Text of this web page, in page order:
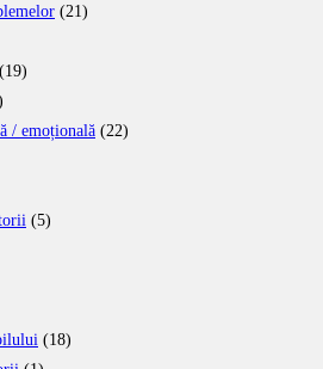
(21)
(19)
/ emoțională (22)
(5)
(18)